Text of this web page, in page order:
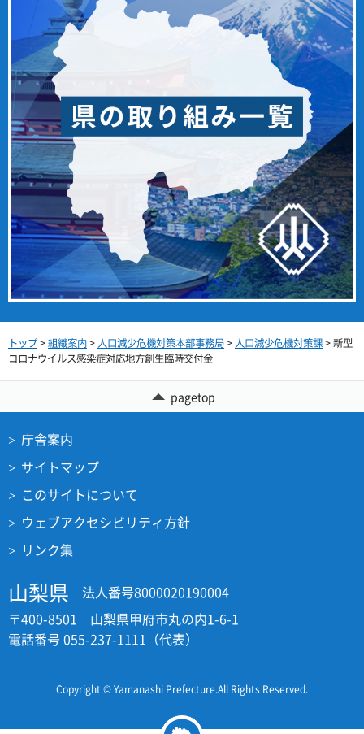
トップ>組織案内> 人口減少危機対策本部事務局> 人口減少危機対策課> 新型
コロナウイルス感染症対応地方創生臨時交付金
pagetop
庁舎案内
サイトマップ
このサイトについて
ウェブアクセシビリティ方針
リンク集
山梨県
法人番号8000020190004
〒400-8501 山梨県甲府市丸の内1-6-1
電話番号 055-237-1111（代表）
Copyright © Yamanashi Prefecture.All Rights Reserved.